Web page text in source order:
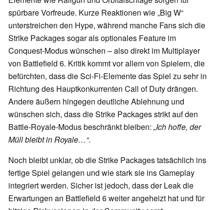
spürbare Vorfreude. Kurze Reaktionen wie „Big W“
unterstreichen den Hype, während manche Fans sich die
Strike Packages sogar als optionales Feature im
Conquest-Modus wünschen – also direkt im Multiplayer
von Battlefield 6. Kritik kommt vor allem von Spielern, die
befürchten, dass die Sci-Fi-Elemente das Spiel zu sehr in
Richtung des Hauptkonkurrenten Call of Duty drängen.
Andere äußern hingegen deutliche Ablehnung und
wünschen sich, dass die Strike Packages strikt auf den
Battle-Royale-Modus beschränkt bleiben: „Ich hoffe, der
Müll bleibt in Royale…“.
Noch bleibt unklar, ob die Strike Packages tatsächlich ins
fertige Spiel gelangen und wie stark sie ins Gameplay
integriert werden. Sicher ist jedoch, dass der Leak die
Erwartungen an Battlefield 6 weiter angeheizt hat und für